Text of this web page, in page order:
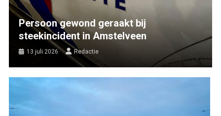
Persoon gewond geraakt bij
steekincident in Amstelveen
13 juli 2026 Redactie